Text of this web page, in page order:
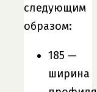
следующим
образом:
185 —
ширина